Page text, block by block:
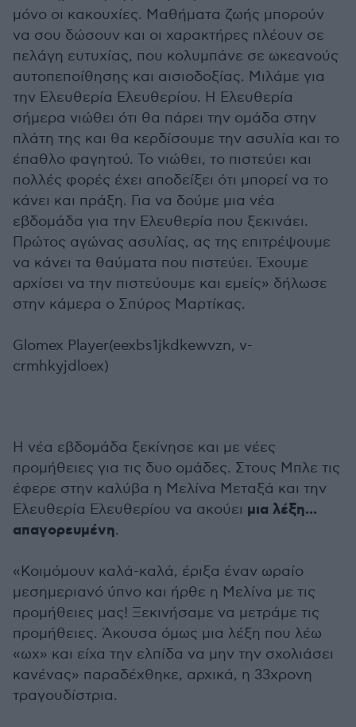
μόνο οι κακουχίες. Μαθήματα ζωής μπορούν
να σου δώσουν και οι χαρακτήρες πλέουν σε
πελάγη ευτυχίας, που κολυμπάνε σε ωκεανούς
αυτοπεποίθησης και αισιοδοξίας. Μιλάμε για
την Ελευθερία Ελευθερίου. Η Ελευθερία
σήμερα νιώθει ότι θα πάρει την ομάδα στην
πλάτη της και θα κερδίσουμε την ασυλία και το
έπαθλο φαγητού. Το νιώθει, το πιστεύει και
πολλές φορές έχει αποδείξει ότι μπορεί να το
κάνει και πράξη. Για να δούμε μια νέα
εβδομάδα για την Ελευθερία που ξεκινάει.
Πρώτος αγώνας ασυλίας, ας της επιτρέψουμε
να κάνει τα θαύματα που πιστεύει. Έχουμε
αρχίσει να την πιστεύουμε και εμείς» δήλωσε
στην κάμερα ο Σπύρος Μαρτίκας.
Glomex Player(eexbs1jkdkewvzn, v-
crmhkyjdloex)
Η νέα εβδομάδα ξεκίνησε και με νέες
προμήθειες για τις δυο ομάδες. Στους Μπλε τις
έφερε στην καλύβα η Μελίνα Μεταξά και την
Ελευθερία Ελευθερίου να ακούει μια λέξη...
απαγορευμένη.
«Κοιμόμουν καλά-καλά, έριξα έναν ωραίο
μεσημεριανό ύπνο και ήρθε η Μελίνα με τις
προμήθειες μας! Ξεκινήσαμε να μετράμε τις
προμήθειες. Άκουσα όμως μια λέξη που λέω
«ωχ» και είχα την ελπίδα να μην την σχολιάσει
κανένας» παραδέχθηκε, αρχικά, η 33χρονη
τραγουδίστρια.